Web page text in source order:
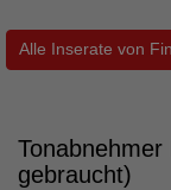
Alle Inserate von
gebraucht)